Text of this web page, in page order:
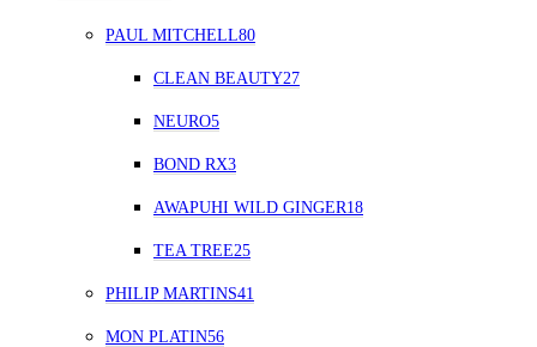
PAUL MITCHELL80
CLEAN BEAUTY27
NEURO5
BOND RX3
AWAPUHI WILD GINGER18
TEA TREE25
PHILIP MARTINS41
MON PLATIN56